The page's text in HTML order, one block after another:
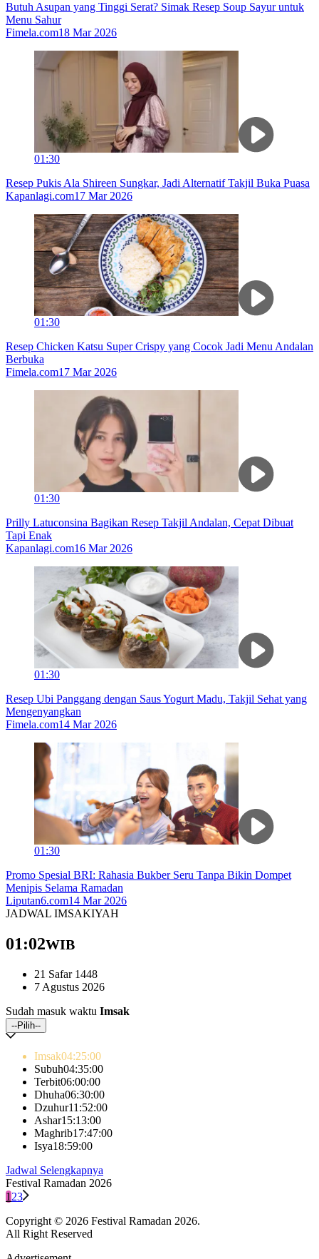
Butuh Asupan yang Tinggi Serat? Simak Resep Soup Sayur untuk
Menu Sahur
Fimela.com18 Mar 2026
01:30
Resep Pukis Ala Shireen Sungkar, Jadi Alternatif Takjil Buka Puasa
Kapanlagi.com17 Mar 2026
01:30
Resep Chicken Katsu Super Crispy yang Cocok Jadi Menu Andalan
Berbuka
Fimela.com17 Mar 2026
01:30
Prilly Latuconsina Bagikan Resep Takjil Andalan, Cepat Dibuat
Tapi Enak
Kapanlagi.com16 Mar 2026
01:30
Resep Ubi Panggang dengan Saus Yogurt Madu, Takjil Sehat yang
Mengenyangkan
Fimela.com14 Mar 2026
01:30
Promo Spesial BRI: Rahasia Bukber Seru Tanpa Bikin Dompet
Menipis Selama Ramadan
Liputan6.com14 Mar 2026
JADWAL IMSAKIYAH
01:02WIB
21 Safar 1448
7 Agustus 2026
Sudah masuk waktu Imsak
--Pilih--
Imsak04:25:00
Subuh04:35:00
Terbit06:00:00
Dhuha06:30:00
Dzuhur11:52:00
Ashar15:13:00
Maghrib17:47:00
Isya18:59:00
Jadwal Selengkapnya
Festival Ramadan 2026
123
Copyright © 2026 Festival Ramadan 2026.
All Right Reserved